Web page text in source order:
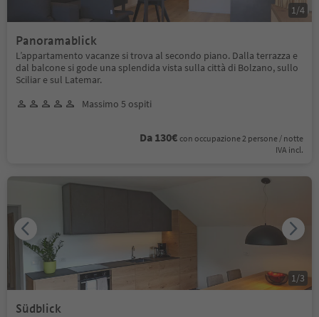
Panoramablick
L’appartamento vacanze si trova al secondo piano. Dalla terrazza e
dal balcone si gode una splendida vista sulla città di Bolzano, sullo
Sciliar e sul Latemar.
Massimo 5 ospiti
Da 130€ con occupazione 2 persone / notte
IVA incl.
1 /4
Südblick
1 /3